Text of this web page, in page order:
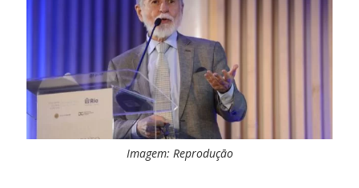
Imagem: Reproduçāo